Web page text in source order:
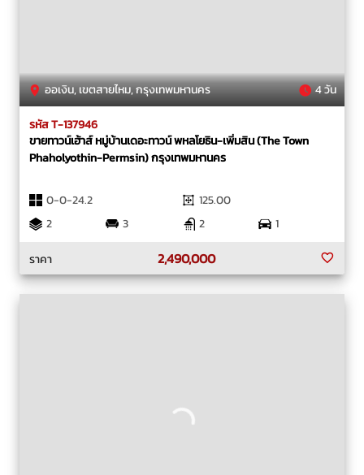
ออเงิน, เขตสายไหม, กรุงเทพมหานคร 4 วัน
รหัส T-137946
ขายทาวน์เฮ้าส์ หมู่บ้านเดอะทาวน์ พหลโยธิน-เพิ่มสิน (The Town
Phaholyothin-Permsin) กรุงเทพมหานคร
0-0-24.2
125.00
2
3 2
1
ราคา
2,490,000